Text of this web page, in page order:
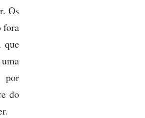
Os
fora
que
por
do